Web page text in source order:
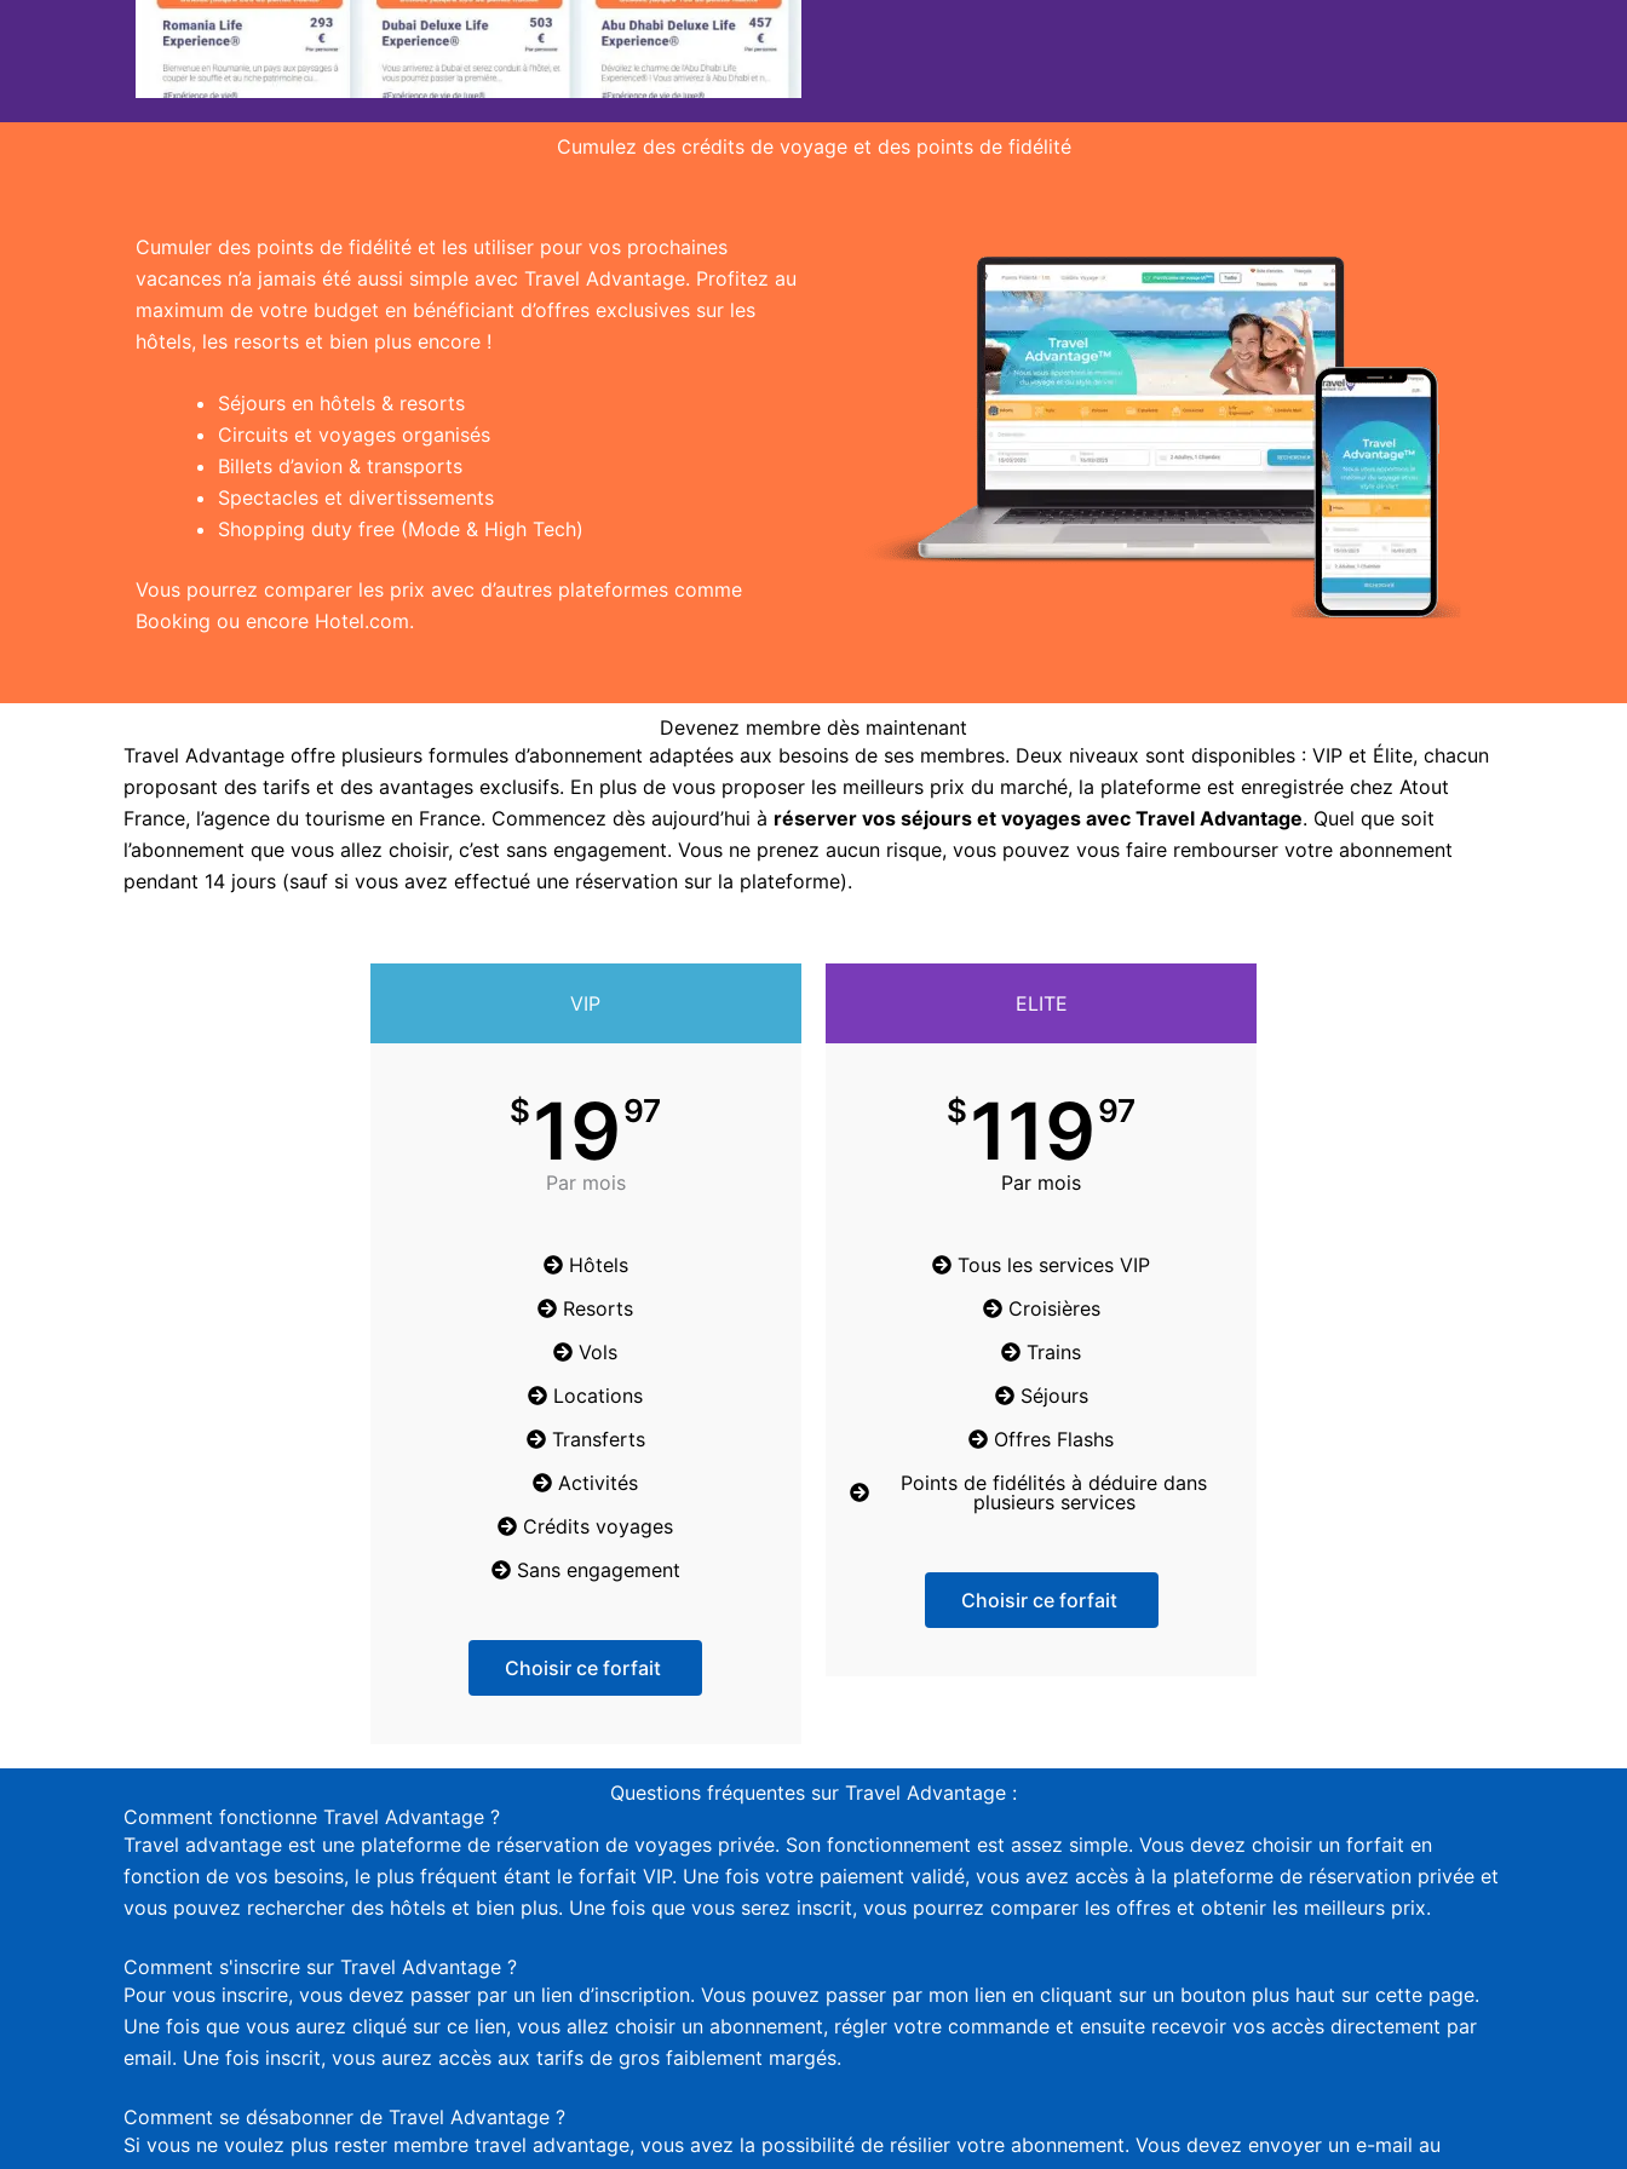
Cumulez des crédits de voyage et des points de fidélité
Cumuler des points de fidélité et les utiliser pour vos prochaines
vacances n’a jamais été aussi simple avec Travel Advantage. Profitez au
maximum de votre budget en bénéficiant d’offres exclusives sur les
hôtels, les resorts et bien plus encore !
Séjours en hôtels & resorts
Circuits et voyages organisés
Billets d’avion & transports
Spectacles et divertissements
Shopping duty free (Mode & High Tech)
Vous pourrez comparer les prix avec d’autres plateformes comme
Booking ou encore Hotel.com.
Devenez membre dès maintenant
Travel Advantage offre plusieurs formules d’abonnement adaptées aux besoins de ses membres. Deux niveaux sont disponibles : VIP et Élite, chacun
proposant des tarifs et des avantages exclusifs. En plus de vous proposer les meilleurs prix du marché, la plateforme est enregistrée chez Atout
France, l’agence du tourisme en France. Commencez dès aujourd’hui à réserver vos séjours et voyages avec Travel Advantage. Quel que soit
l’abonnement que vous allez choisir, c’est sans engagement. Vous ne prenez aucun risque, vous pouvez vous faire rembourser votre abonnement
pendant 14 jours (sauf si vous avez effectué une réservation sur la plateforme).
VIP
$1997
Par mois
Hôtels
Resorts
Vols
Locations
Transferts
Activités
Crédits voyages
Sans engagement
Choisir ce forfait
ELITE
$11997
Par mois
Tous les services VIP
Croisières
Trains
Séjours
Offres Flashs
Points de fidélités à déduire dans
plusieurs services
Choisir ce forfait
Questions fréquentes sur Travel Advantage :
Comment fonctionne Travel Advantage ?
Travel advantage est une plateforme de réservation de voyages privée. Son fonctionnement est assez simple. Vous devez choisir un forfait en
fonction de vos besoins, le plus fréquent étant le forfait VIP. Une fois votre paiement validé, vous avez accès à la plateforme de réservation privée et
vous pouvez rechercher des hôtels et bien plus. Une fois que vous serez inscrit, vous pourrez comparer les offres et obtenir les meilleurs prix.
Comment s'inscrire sur Travel Advantage ?
Pour vous inscrire, vous devez passer par un lien d’inscription. Vous pouvez passer par mon lien en cliquant sur un bouton plus haut sur cette page.
Une fois que vous aurez cliqué sur ce lien, vous allez choisir un abonnement, régler votre commande et ensuite recevoir vos accès directement par
email. Une fois inscrit, vous aurez accès aux tarifs de gros faiblement margés.
Comment se désabonner de Travel Advantage ?
Si vous ne voulez plus rester membre travel advantage, vous avez la possibilité de résilier votre abonnement. Vous devez envoyer un e-mail au